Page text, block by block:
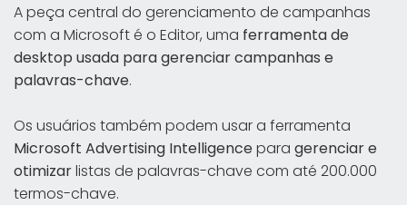
A peça central do gerenciamento de campanhas
com a Microsoft é o Editor, uma ferramenta de
desktop usada para gerenciar campanhas e
palavras-chave.
Os usuários também podem usar a ferramenta
Microsoft Advertising Intelligencepara gerenciar e
otimizarlistas de palavras-chave com até 200.000
termos-chave.